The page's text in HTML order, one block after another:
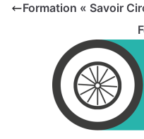
Formation « Savoir